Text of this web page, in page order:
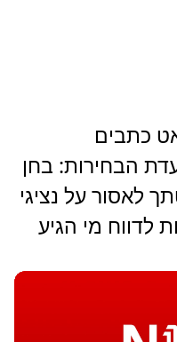
כתבים
הבחירות: בחן
לאסור על נציגי
לדווח מי הגיע